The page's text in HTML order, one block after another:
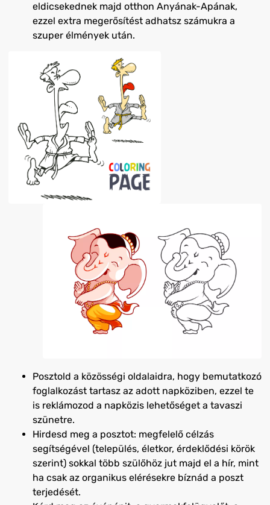
eldicsekednek majd otthon Anyának-Apának,
ezzel extra megerősítést adhatsz számukra a
szuper élmények után.
Posztold a közösségi oldalaidra, hogy bemutatkozó
foglalkozást tartasz az adott napköziben, ezzel te
is reklámozod a napközis lehetőséget a tavaszi
szünetre.
Hirdesd meg a posztot: megfelelő célzás
segítségével (település, életkor, érdeklődési körök
szerint) sokkal több szülőhöz jut majd el a hír, mint
ha csak az organikus elérésekre bíznád a poszt
terjedését.